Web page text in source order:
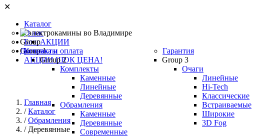
✕
Каталог
АКЦИИ
Group 1
Group 2
Комплекты
Каменные
Линейные
Деревянные
Обрамления
Каменные
Деревянные
Современные
Group 3
Очаги
Линейные
Hi-Tech
Классические
Встраиваемые
Широкие
3D Fog
О нас
Group
Доставка и оплата
Гарантия
Блог
Контакты
АКЦИИ ШОК ЦЕНА!
Главная
Каталог
Обрамления
Деревянные